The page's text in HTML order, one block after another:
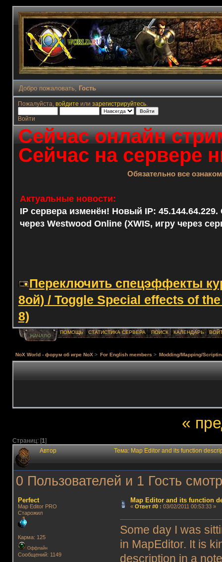
Добро пожаловать, Гость
Пожалуйста, войдите или зарегистрируйтесь.
Войти
Сейчас онлайн
Сейчас на сервере
Обязательно все
Актуальные новости:
IP сервера изменён! Новый IP: 45.144.64.229.
через Westwood Online (XWIS, игру через
Переключить спецэффекты
8ой) / Toggle Special effects of
8)
НАЧАЛО
ПОМОЩЬ СТАТИСТИКА СЕРВЕРА ПОИСК КАЛЕНДАРЬ
NoX World - форум об игре NoX > For English members > Modding/Mapping/
«
Страниц: [1]
Автор Тема: Map Editor and its function
0 Пользователей и 1 Гость
Perfect
Map Editor PRO
Старожил
Карма: 125
Оффлайн
Сообщений: 1149
Map Editor and its function
« Ответ #0: 03/02/2011 00:53:33 »
Some day I was
in MapEditor. It is
description in a